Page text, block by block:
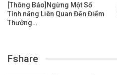
[Thông Báo]Ngừng Một Số
Tính năng Liên Quan Đến Điểm
Thưởng…
Fshare